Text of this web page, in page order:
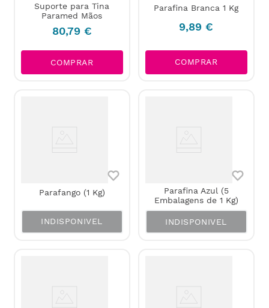
Suporte para Tina
Paramed Mãos
80,79 €
COMPRAR
Parafina Branca 1 Kg
9,89 €
COMPRAR
Parafango (1 Kg)
INDISPONIVEL
Parafina Azul (5
Embalagens de 1 Kg)
INDISPONIVEL